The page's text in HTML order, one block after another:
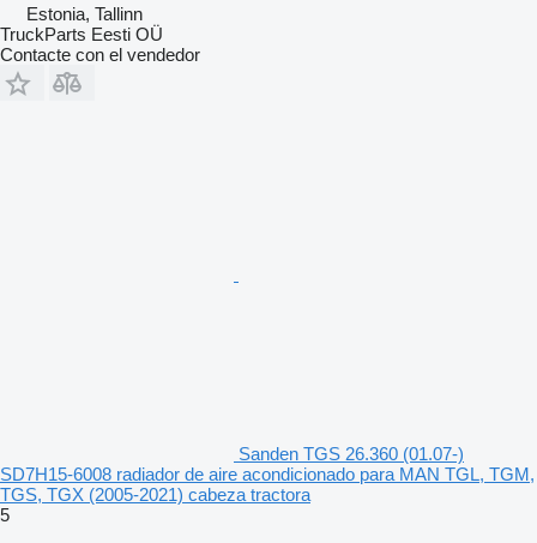
Estonia, Tallinn
TruckParts Eesti OÜ
Contacte con el vendedor
Sanden TGS 26.360 (01.07-)
SD7H15-6008 radiador de aire acondicionado para MAN TGL, TGM,
TGS, TGX (2005-2021) cabeza tractora
5